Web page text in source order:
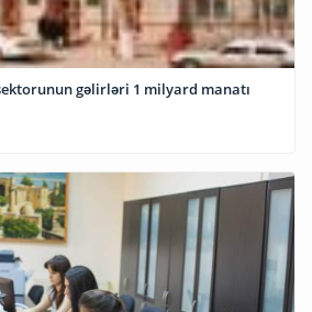
gəlirləri 1 milyard manatı